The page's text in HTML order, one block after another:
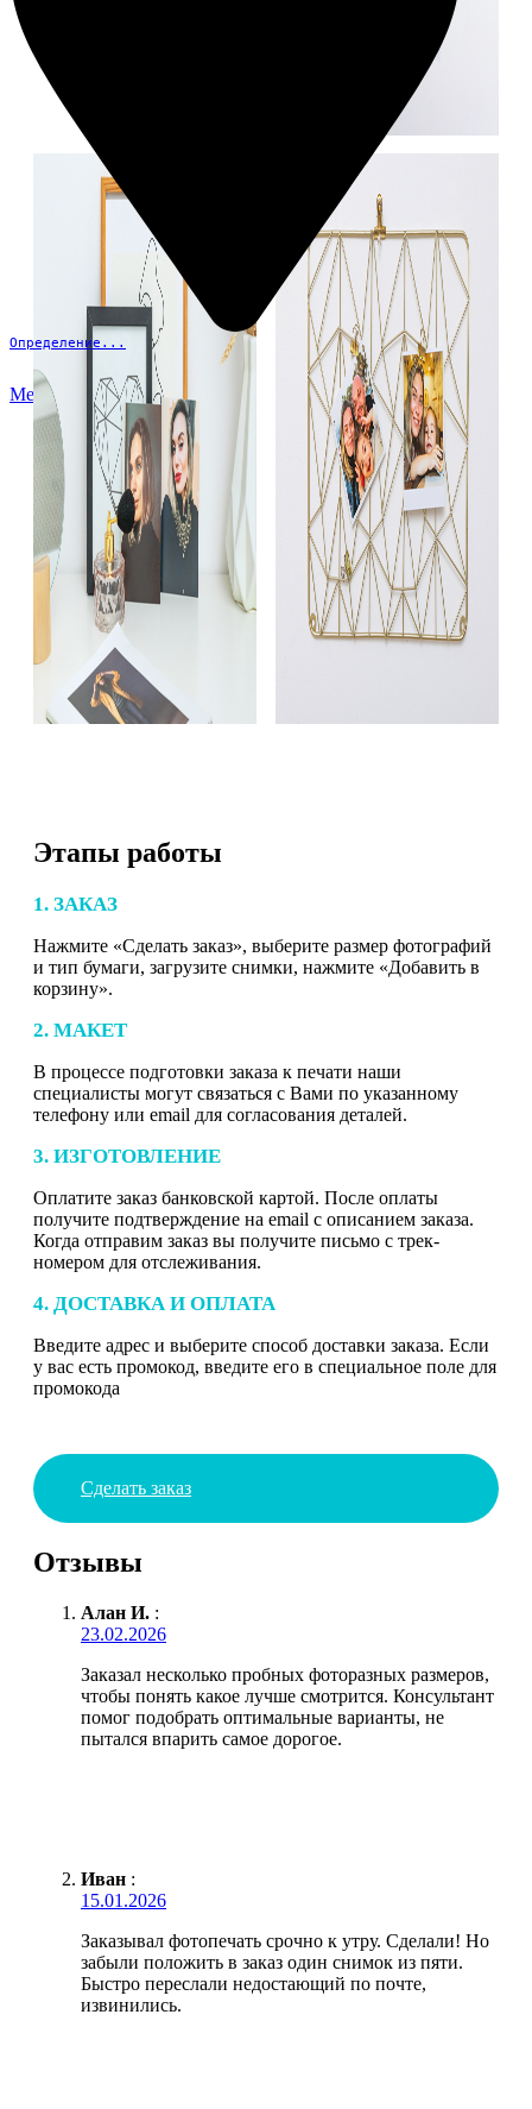
Определение...
Меню
Этапы работы
1. ЗАКАЗ
Нажмите «Сделать заказ», выберите размер фотографий
и тип бумаги, загрузите снимки, нажмите «Добавить в
корзину».
2. МАКЕТ
В процессе подготовки заказа к печати наши
специалисты могут связаться с Вами по указанному
телефону или email для согласования деталей.
3. ИЗГОТОВЛЕНИЕ
Оплатите заказ банковской картой. После оплаты
получите подтверждение на email с описанием заказа.
Когда отправим заказ вы получите письмо с трек-
номером для отслеживания.
4. ДОСТАВКА И ОПЛАТА
Введите адрес и выберите способ доставки заказа. Если
у вас есть промокод, введите его в специальное поле для
промокода
Сделать заказ
Отзывы
Алан И. :
23.02.2026
Заказал несколько пробных фоторазных размеров,
чтобы понять какое лучше смотрится. Консультант
помог подобрать оптимальные варианты, не
пытался впарить самое дорогое.
Иван :
15.01.2026
Заказывал фотопечать срочно к утру. Сделали! Но
забыли положить в заказ один снимок из пяти.
Быстро переслали недостающий по почте,
извинились.